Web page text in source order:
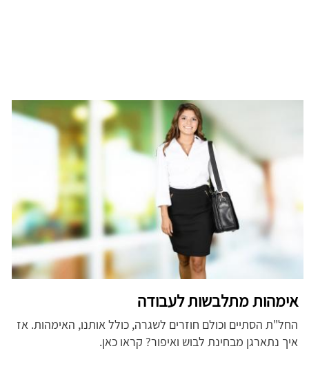
אימהות מתלבשות לעבודה
החל"ת הסתיים וכולם חוזרים לשגרה, כולל אותנו, האימהות. אז
איך נתארגן מבחינת לבוש ואיפור? קראו כאן.